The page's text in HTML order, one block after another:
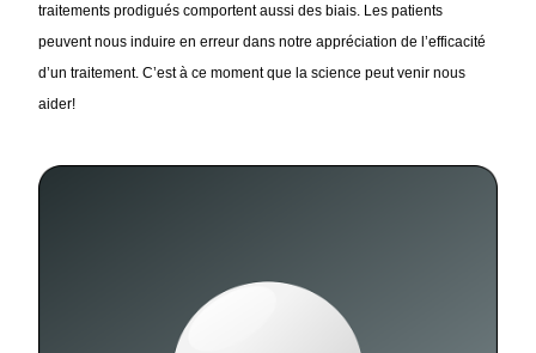
traitements prodigués comportent aussi des biais. Les patients
peuvent nous induire en erreur dans notre appréciation de l’efficacité
d’un traitement. C’est à ce moment que la science peut venir nous
aider!